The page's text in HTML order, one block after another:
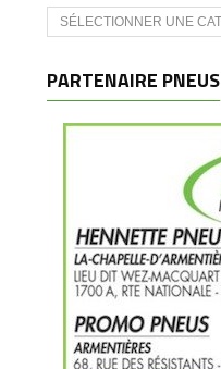
Catégories
et
PARTENAIRE PNEUS